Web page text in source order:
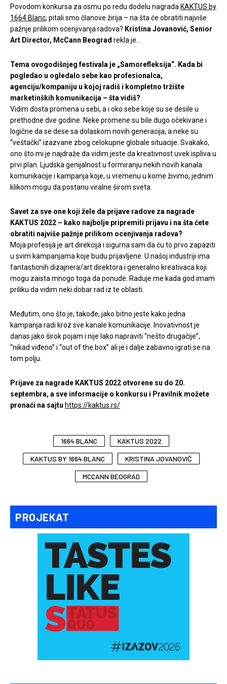
PROJEKAT
Povodom konkursa za osmu po redu dodelu nagrada KAKTUS by
1664 Blanc, pitali smo članove žirija – na šta će obratiti najviše
pažnje prilikom ocenjivanja radova? Kristina Jovanović, Senior
Art Director, McCann Beograd rekla je…
Tema ovogodišnjeg festivala je „Samorefleksija“. Kada bi
pogledao u ogledalo sebe kao profesionalca,
agenciju/kompaniju u kojoj radiš i kompletno tržište
marketinških komunikacija – šta vidiš?
Vidim dosta promena u sebi, a i oko sebe koje su se desile u
prethodne dve godine. Neke promene su bile dugo očekivane i
logične da se dese sa dolaskom novih generacija, a neke su
“veštački” izazvane zbog celokupne globale situacije. Svakako,
ono što mi je najdraže da vidim jeste da kreativnost uvek ispliva u
prvi plan. Ljudska genijalnost u formiranju nekih novih kanala
komunikacije i kampanja koje, u vremenu u kome živimo, jednim
klikom mogu da postanu viralne širom sveta.
Savet za sve one koji žele da prijave radove za nagrade
KAKTUS 2022 – kako najbolje pripremiti prijavu i na šta ćete
obratiti najviše pažnje prilikom ocenjivanja radova?
Moja profesija je art direkcija i sigurna sam da ću to prvo zapaziti
u svim kampanjama koje budu prijavljene. U našoj industriji ima
fantasticnih dizajnera/art direktora i generalno kreativaca koji
mogu zaista mnogo toga da ponude. Raduje me kada god imam
priliku da vidim neki dobar rad iz te oblasti.
Međutim, ono što je, takođe, jako bitno jeste kako jedna
kampanja radi kroz sve kanale komunikacije. Inovativnost je
danas jako širok pojam i nije lako napraviti “nešto drugačije”,
“nikad viđeno” i “out of the box” ali je i dalje zabavno igrati se na
tom polju.
Prijave za nagrade KAKTUS 2022 otvorene su do 20.
septembra, a sve informacije o konkursu i Pravilnik možete
pronaći na sajtu https://kaktus.rs/
1664 BLANC KAKTUS 2022
KAKTUS BY 1664 BLANC KRISTINA JOVANOVIĆ
MCCANN BEOGRAD